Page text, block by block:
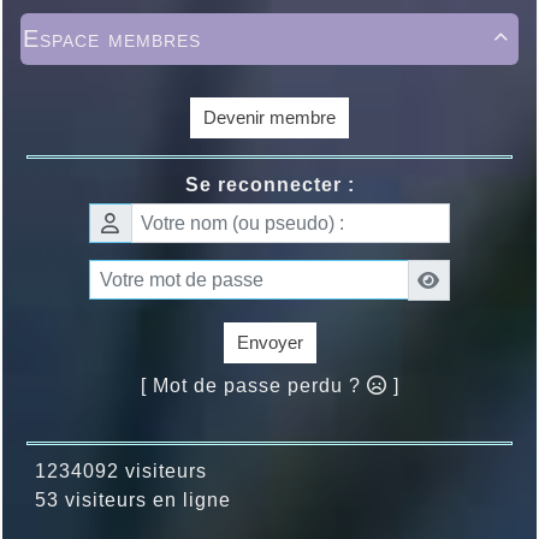

Espace membres
Devenir membre
Se reconnecter :
Envoyer
[ Mot de passe perdu ? ]
1234092 visiteurs
53 visiteurs en ligne